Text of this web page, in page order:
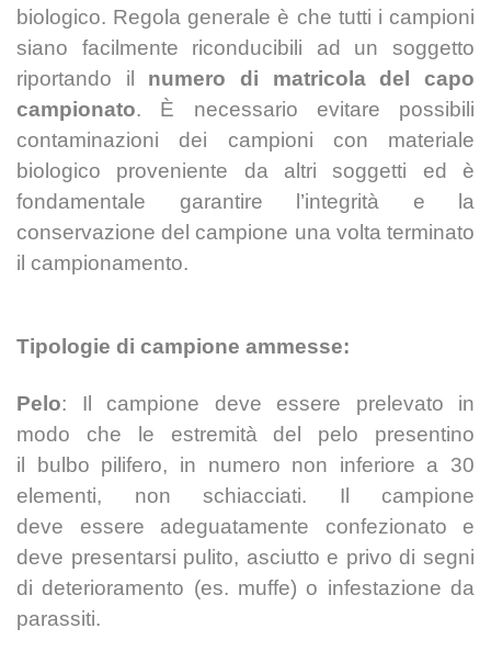
biologico. Regola generale è che tutti i campioni
siano facilmente riconducibili ad un soggetto
riportando il numero di matricola del capo
campionato. È necessario evitare possibili
contaminazioni dei campioni con materiale
biologico proveniente da altri soggetti ed è
fondamentale garantire l’integrità e la
conservazione del campione una volta terminato
il campionamento.
Tipologie di campione ammesse:
Pelo: Il campione deve essere prelevato in
modo che le estremità del pelo presentino
il
bulbo pilifero, in numero non inferiore a 30
elementi, non schiacciati. Il campione
deve essere adeguatamente confezionato e
deve presentarsi pulito, asciutto e privo di segni
di deterioramento (es. muffe) o infestazione da
parassiti.